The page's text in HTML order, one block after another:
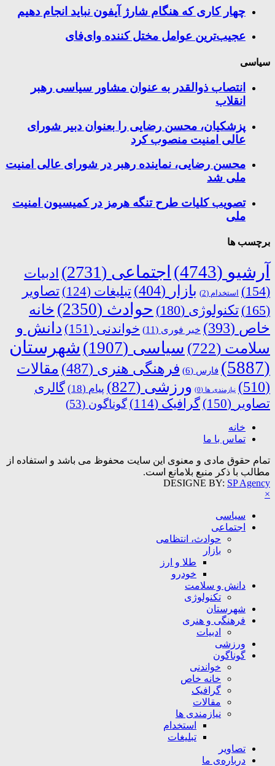
چهار کاری که هنگام شارژ آیفون نباید انجام دهیم
عجیب‌ترین عوامل مختل کننده وای‌فای
سیاسی
انتصاب ذوالقدر به عنوان مشاور سیاسی رهبر
انقلاب
پزشکیان، محسن رضایی را بعنوان دبیر شورای
عالی امنیت منصوب کرد
محسن رضایی، نماینده رهبر در شورای عالی امنیت
ملی شد
تصویب کلیات طرح تنگه هرمز در کمیسیون امنیت
ملی
برچسب ها
آرشیو (4743) اجتماعی (2731)
ادبیات
(154)
استخدام (2) بازار (404) تبلیغات (124)
تصاویر
(165)
تکنولوژی (180) حوادث (2350)
خانه
خاص (393) خبر فوری (11) خواندنی (151)
دانش و
سلامت (722) سیاسی (1907)
شهرستان
(5887)
فارس (6) فرهنگی هنری (487)
مقالات
(510)
نیازمندی ها (0) ورزشی (827) پیام (18)
گالری
تصاویر (150) گرافیک (114) گوناگون (53)
خانه
تماس با ما
تمام حقوق مادی و معنوی این سایت محفوظ می باشد و استفاده از
مطالب با ذکر منبع بلامانع است.
DESIGNE BY: SP Agency
×
سیاسی
اجتماعی
حوادث، انتظامی
بازار
طلا و ارز
خودرو
دانش و سلامت
تکنولوژی
شهرستان
فرهنگی و هنری
ادبیات
ورزشی
گوناگون
خواندنی
خانه خاص
گرافیک
مقالات
نیازمندی ها
استخدام
تبلیغات
تصاویر
درباره‌ی ما